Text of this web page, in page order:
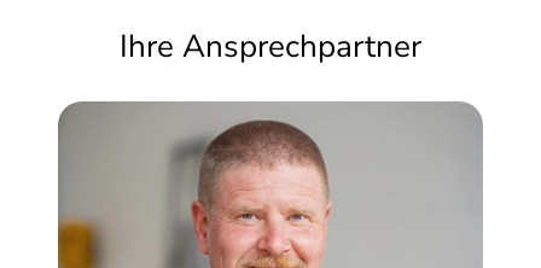
Ihr Sparvorteil
Ihre Ansprechpartner